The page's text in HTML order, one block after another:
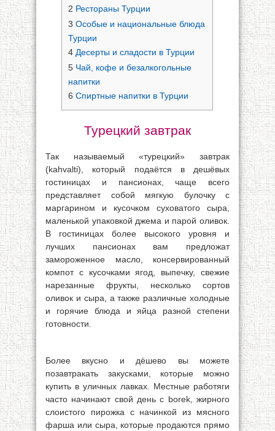
2 Рестораны Турции
3 Особые и национальные блюда
Турции
4 Десерты и сладости в Турции
5 Чай, кофе и безалкогольные
напитки
6 Спиртные напитки в Турции
Турецкий завтрак
Так называемый «турецкий» завтрак
(kahvalti), который подаётся в дешёвых
гостиницах и пансионах, чаще всего
представляет собой мягкую булочку с
маргарином и кусочком суховатого сыра,
маленькой упаковкой джема и парой оливок.
В гостиницах более высокого уровня и
лучших пансионах вам предложат
замороженное масло, консервированный
компот с кусочками ягод, выпечку, свежие
нарезанные фрукты, несколько сортов
оливок и сыра, а также различные холодные
и горячие блюда и яйца разной степени
готовности.
Более вкусно и дёшево вы можете
позавтракать закусками, которые можно
купить в уличных лавках. Местные работяги
часто начинают свой день с borek, жирного
слоистого пирожка с начинкой из мясного
фарша или сыра, которые продаются прямо